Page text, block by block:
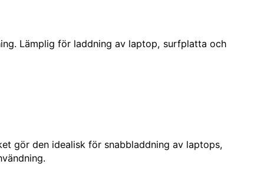
Lämplig för laddning av laptop, surfplatta och
gör den idealisk för snabbladdning av laptops,